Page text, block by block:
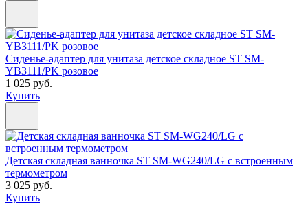
Сиденье-адаптер для унитаза детское складное ST SM-
YB3111/PK розовое
1 025 руб.
Купить
Детская складная ванночка ST SM-WG240/LG с встроенным
термометром
3 025 руб.
Купить